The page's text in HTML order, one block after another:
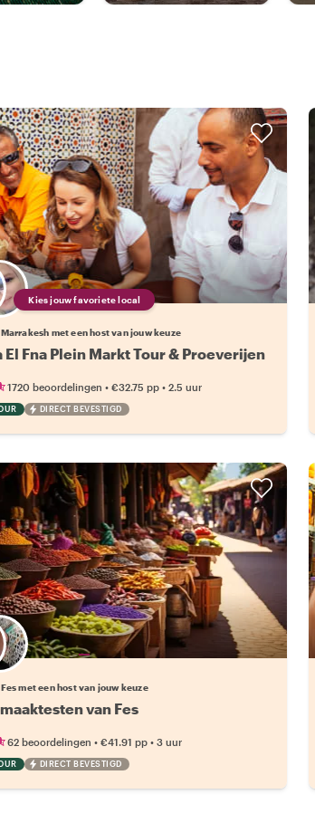
Kies jouw favoriete local
met een host van jouw keuze
El Fna Plein Markt Tour & Proeverijen
1720 beoordelingen •€32.75 pp •2.5 uur
DIRECT BEVESTIGD
Kies jouw favoriete local
met een host van jouw keuze
van Fes
62 beoordelingen •€41.91 pp •3 uur
DIRECT BEVESTIGD